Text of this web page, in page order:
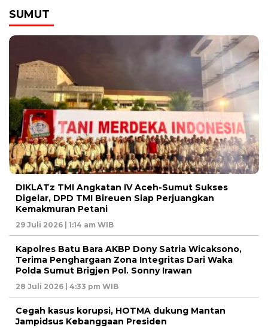
SUMUT
DIKLATz TMI Angkatan IV Aceh-Sumut Sukses
Digelar, DPD TMI Bireuen Siap Perjuangkan
Kemakmuran Petani
29 Juli 2026 | 1:14 am WIB
Kapolres Batu Bara AKBP Dony Satria Wicaksono,
Terima Penghargaan Zona Integritas Dari Waka
Polda Sumut Brigjen Pol. Sonny Irawan
28 Juli 2026 | 4:33 pm WIB
Cegah kasus korupsi, HOTMA dukung Mantan
Jampidsus Kebanggaan Presiden